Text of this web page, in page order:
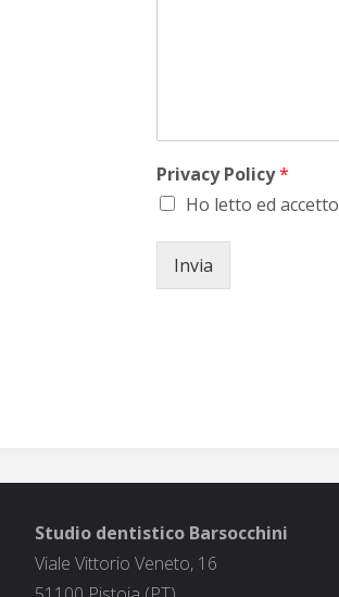
Privacy Policy*
Ho letto ed
Invia
Studio dentistico Barsocchini
Viale Vittorio Veneto, 16